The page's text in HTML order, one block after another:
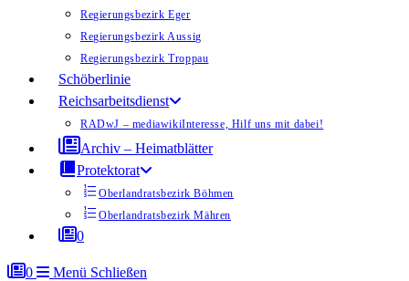
Regierungsbezirk Eger
Regierungsbezirk Aussig
Regierungsbezirk Troppau
Schöberlinie
Reichsarbeitsdienst
RADwJ – mediawikiInteresse, Hilf uns mit dabei!
Archiv – Heimatblätter
Protektorat
Oberlandratsbezirk Böhmen
Oberlandratsbezirk Mähren
0
0 Menü Schließen